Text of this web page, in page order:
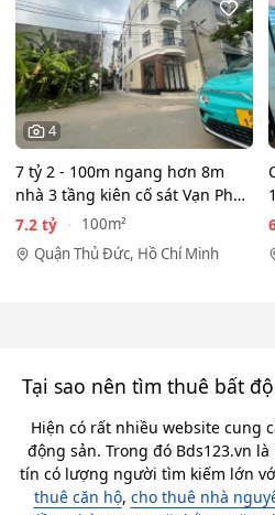
4
7 tỷ 2 - 100m ngang hơn 8m
nhà 3 tầng kiên cố sát Vạn Phúc
City - HẺM XE HƠI…
7.2 tỷ
100m²
Quận Thủ Đức, Hồ Chí Minh
Tại sao nên tìm thuê bất
Hiện có rất nhiều website cung
động sản. Trong đó Bds123.vn
tín có lượng người tìm kiếm lớn
thuê căn hộ, cho thuê nhà